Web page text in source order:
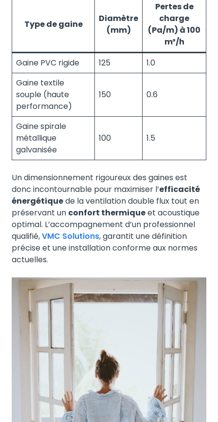
Type de gaine
Diamètre
(mm)
Pertes de
charge
(Pa/m) à 100
m³/h
Gaine PVC rigide
125
1.0
Gaine textile
souple (haute
performance)
150 0.6
Gaine spirale
métallique
galvanisée
100 1.5
Un dimensionnement rigoureux des gaines est
donc incontournable pour maximiser l’efficacité
énergétiquede la ventilation double flux tout en
préservant un confort thermiqueet acoustique
optimal. L’accompagnement d’un professionnel
qualifié,VMC Solutions, garantit une définition
précise et une installation conforme aux normes
actuelles.